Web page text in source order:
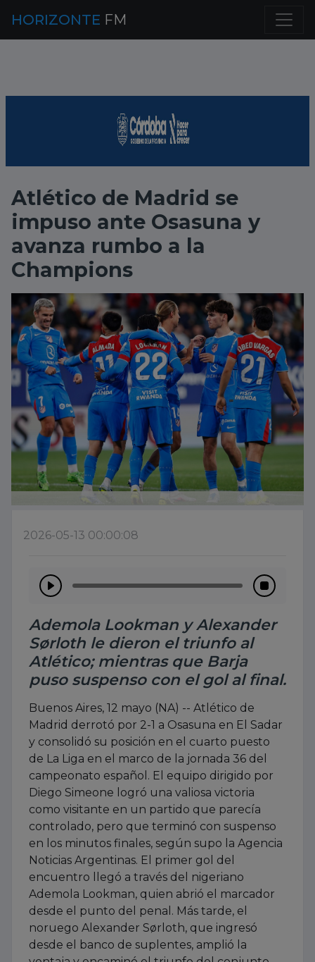
HORIZONTE FM
Atlético de Madrid se
impuso ante Osasuna y
avanza rumbo a la
Champions
2026-05-13 00:00:08
Ademola Lookman y Alexander
Sørloth le dieron el triunfo al
Atlético; mientras que Barja
puso suspenso con el gol al final.
Buenos Aires, 12 mayo (NA) -- Atlético de
Madrid derrotó por 2-1 a Osasuna en El Sadar
y consolidó su posición en el cuarto puesto
de La Liga en el marco de la jornada 36 del
campeonato español. El equipo dirigido por
Diego Simeone logró una valiosa victoria
como visitante en un partido que parecía
controlado, pero que terminó con suspenso
en los minutos finales, según supo la Agencia
Noticias Argentinas. El primer gol del
encuentro llegó a través del nigeriano
Ademola Lookman, quien abrió el marcador
desde el punto del penal. Más tarde, el
noruego Alexander Sørloth, que ingresó
desde el banco de suplentes, amplió la